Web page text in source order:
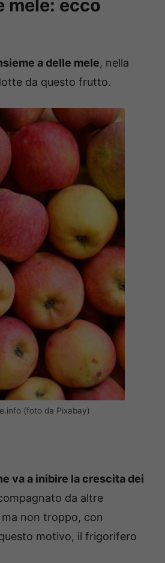
mele: ecco
a delle mele, nella
da questo frutto.
(foto da Pixabay)
va a inibire la crescita dei
da altre
non troppo, con
motivo, il frigorifero